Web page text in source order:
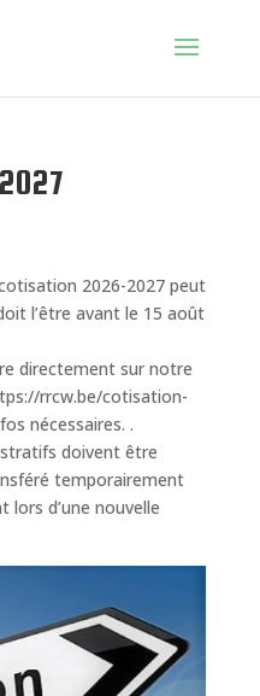
2026-2027 peut
l’être avant le 15 août
directement sur notre
rrcw.be/cotisation-
nécessaires. .
doivent être
temporairement
d’une nouvelle